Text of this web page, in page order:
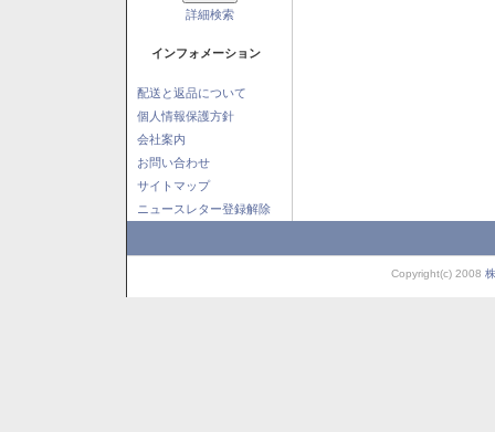
詳細検索
インフォメーション
配送と返品について
個人情報保護方針
会社案内
お問い合わせ
サイトマップ
ニュースレター登録解除
Copyright(c) 2008